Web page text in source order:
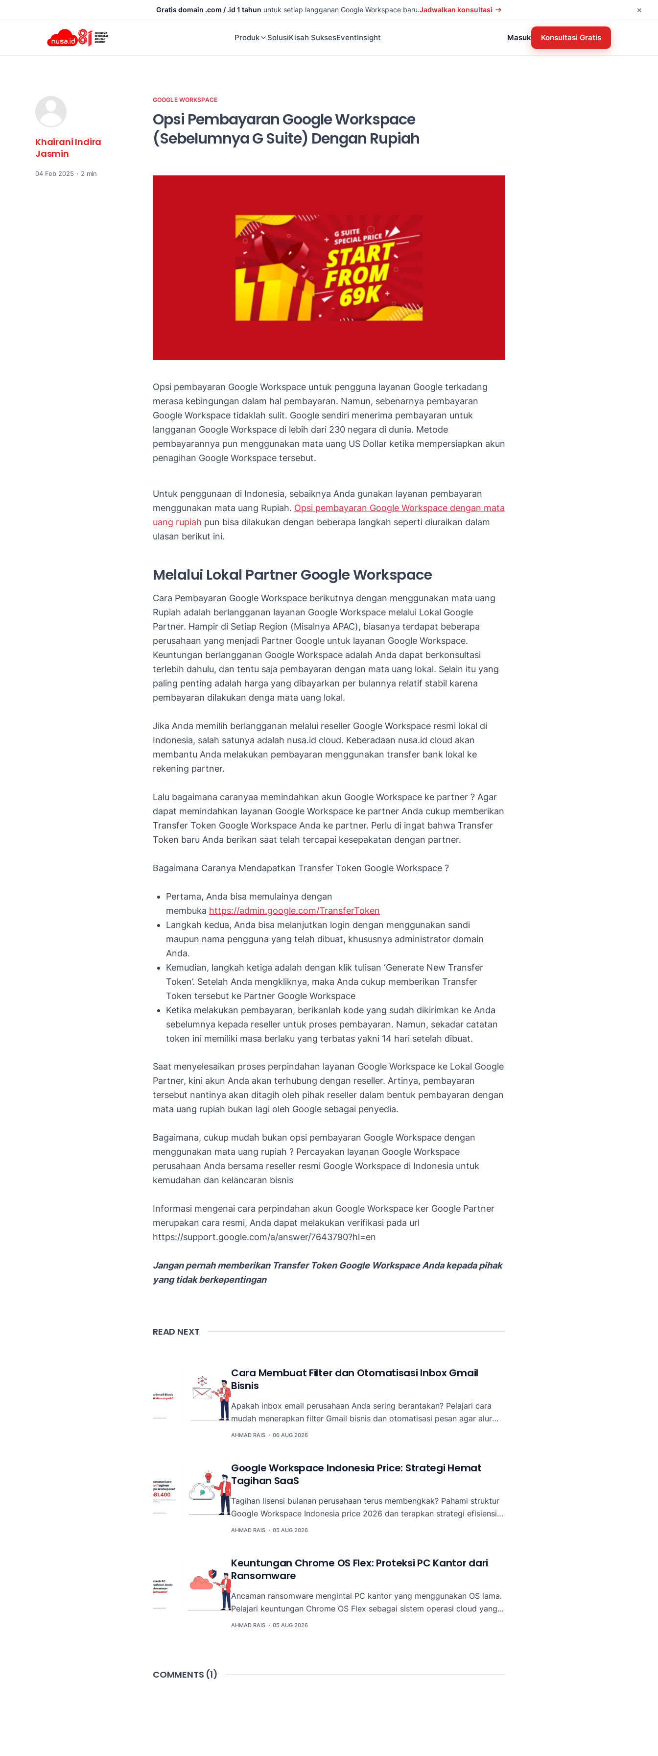
Gratis domain .com / .id 1 tahun untuk setiap langganan Google Workspace baru.Jadwalkan konsultasi ×
Produk SolusiKisah SuksesEventInsight Masuk Konsultasi Gratis
GOOGLE WORKSPACE
Opsi Pembayaran Google Workspace
(Sebelumnya G Suite) Dengan Rupiah
Khairani Indira
Jasmin
04 Feb 2025 2 min
Opsi pembayaran Google Workspace untuk pengguna layanan Google terkadang
merasa kebingungan dalam hal pembayaran. Namun, sebenarnya pembayaran
Google Workspace tidaklah sulit. Google sendiri menerima pembayaran untuk
langganan Google Workspace di lebih dari 230 negara di dunia. Metode
pembayarannya pun menggunakan mata uang US Dollar ketika mempersiapkan akun
penagihan Google Workspace tersebut.
Untuk penggunaan di Indonesia, sebaiknya Anda gunakan layanan pembayaran
menggunakan mata uang Rupiah. Opsi pembayaran Google Workspace dengan mata
uang rupiah pun bisa dilakukan dengan beberapa langkah seperti diuraikan dalam
ulasan berikut ini.
Melalui Lokal Partner Google Workspace
Cara Pembayaran Google Workspace berikutnya dengan menggunakan mata uang
Rupiah adalah berlangganan layanan Google Workspace melalui Lokal Google
Partner. Hampir di Setiap Region (Misalnya APAC), biasanya terdapat beberapa
perusahaan yang menjadi Partner Google untuk layanan Google Workspace.
Keuntungan berlangganan Google Workspace adalah Anda dapat berkonsultasi
terlebih dahulu, dan tentu saja pembayaran dengan mata uang lokal. Selain itu yang
paling penting adalah harga yang dibayarkan per bulannya relatif stabil karena
pembayaran dilakukan denga mata uang lokal.
Jika Anda memilih berlangganan melalui reseller Google Workspace resmi lokal di
Indonesia, salah satunya adalah nusa.id cloud. Keberadaan nusa.id cloud akan
membantu Anda melakukan pembayaran menggunakan transfer bank lokal ke
rekening partner.
Lalu bagaimana caranyaa memindahkan akun Google Workspace ke partner ? Agar
dapat memindahkan layanan Google Workspace ke partner Anda cukup memberikan
Transfer Token Google Workspace Anda ke partner. Perlu di ingat bahwa Transfer
Token baru Anda berikan saat telah tercapai kesepakatan dengan partner.
Bagaimana Caranya Mendapatkan Transfer Token Google Workspace ?
Pertama, Anda bisa memulainya dengan
membuka https://admin.google.com/TransferToken
Langkah kedua, Anda bisa melanjutkan login dengan menggunakan sandi
maupun nama pengguna yang telah dibuat, khususnya administrator domain
Anda.
Kemudian, langkah ketiga adalah dengan klik tulisan ‘Generate New Transfer
Token’. Setelah Anda mengkliknya, maka Anda cukup memberikan Transfer
Token tersebut ke Partner Google Workspace
Ketika melakukan pembayaran, berikanlah kode yang sudah dikirimkan ke Anda
sebelumnya kepada reseller untuk proses pembayaran. Namun, sekadar catatan
token ini memiliki masa berlaku yang terbatas yakni 14 hari setelah dibuat.
Saat menyelesaikan proses perpindahan layanan Google Workspace ke Lokal Google
Partner, kini akun Anda akan terhubung dengan reseller. Artinya, pembayaran
tersebut nantinya akan ditagih oleh pihak reseller dalam bentuk pembayaran dengan
mata uang rupiah bukan lagi oleh Google sebagai penyedia.
Bagaimana, cukup mudah bukan opsi pembayaran Google Workspace dengan
menggunakan mata uang rupiah ? Percayakan layanan Google Workspace
perusahaan Anda bersama reseller resmi Google Workspace di Indonesia untuk
kemudahan dan kelancaran bisnis
Informasi mengenai cara perpindahan akun Google Workspace ker Google Partner
merupakan cara resmi, Anda dapat melakukan verifikasi pada url
https://support.google.com/a/answer/7643790?hl=en
Jangan pernah memberikan Transfer Token Google Workspace Anda kepada pihak
yang tidak berkepentingan
READ NEXT
Cara Membuat Filter dan Otomatisasi Inbox Gmail
Bisnis
Apakah inbox email perusahaan Anda sering berantakan? Pelajari cara
mudah menerapkan filter Gmail bisnis dan otomatisasi pesan agar alur
komunikasi tim tetap rapi, efisien, dan bebas kekacauan.
AHMAD RAIS 06 AUG 2026
Google Workspace Indonesia Price: Strategi Hemat
Tagihan SaaS
Tagihan lisensi bulanan perusahaan terus membengkak? Pahami struktur
Google Workspace Indonesia price 2026 dan terapkan strategi efisiensi
biaya SaaS tanpa menurunkan produktivitas tim.
AHMAD RAIS 05 AUG 2026
Keuntungan Chrome OS Flex: Proteksi PC Kantor dari
Ransomware
Ancaman ransomware mengintai PC kantor yang menggunakan OS lama.
Pelajari keuntungan Chrome OS Flex sebagai sistem operasi cloud yang
read-only dan aman untuk memperkuat keamanan siber perusahaan
AHMAD RAIS 05 AUG 2026
COMMENTS (1)